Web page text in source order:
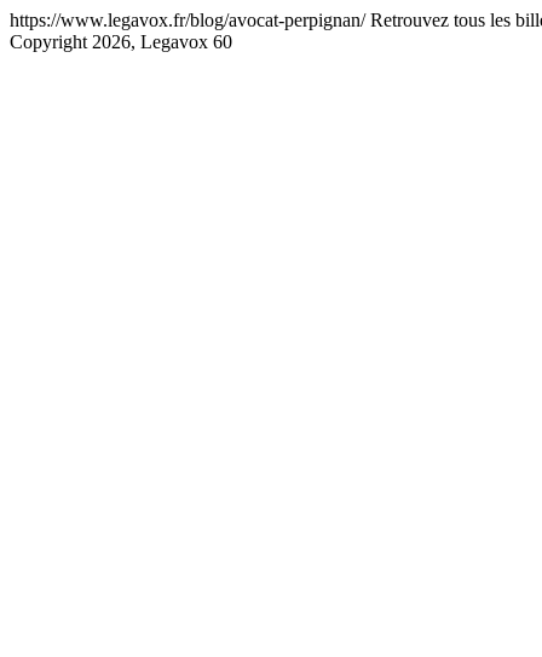
https://www.legavox.fr/blog/avocat-perpignan/Retrouvez tous les
Copyright 2026, Legavox 60